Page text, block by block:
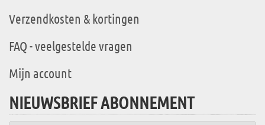
Verzendkosten & kortingen
FAQ - veelgestelde vragen
Mijn account
NIEUWSBRIEF ABONNEMENT